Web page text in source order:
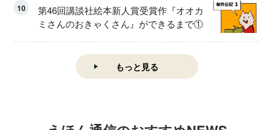
10
第46回講談社絵本新人賞受賞作『オオカ
ミさんのおきゃくさん』ができるまで①
もっと見る